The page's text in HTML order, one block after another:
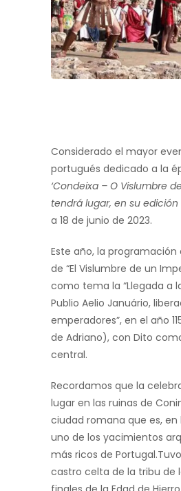
Considerado el mayor
portugués dedicado a la
‘Condeixa – O Vislumbre
tendrá lugar, en su edición
a 18 de junio de 2023.
Este año, la programación
de “El Vislumbre de un
como tema la “Llegada a
Publio Aelio Januário,
emperadores”, en el año
de Adriano), con Dito
central.
Recordamos que la
lugar en las ruinas de
ciudad romana que es,
uno de los yacimientos
más ricos de
castro celta de la tribu de